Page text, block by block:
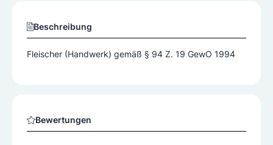
Beschreibung
Fleischer (Handwerk) gemäß § 94 Z. 19 GewO 1994
Bewertungen